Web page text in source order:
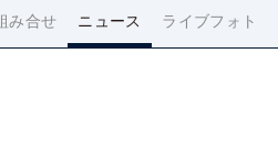
み合せ ニュース ライブフォト